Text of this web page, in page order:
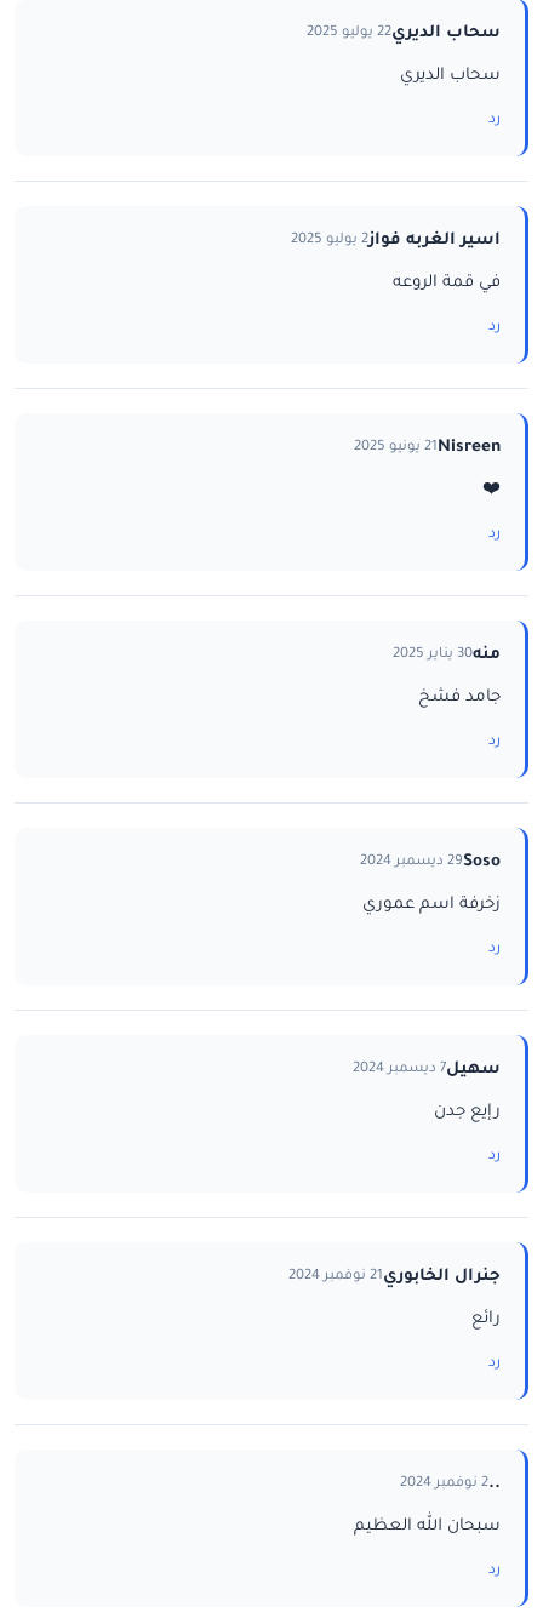
سحاب الديري22 يوليو 2025
سحاب الديري
رد
اسير الغربه فواز2 يوليو 2025
في قمة الروعه
رد
Nisreen21 يونيو 2025
❤️
رد
منه30 يناير 2025
جامد فشخ
رد
Soso29 ديسمبر 2024
زخرفة اسم عموري
رد
سهيل7 ديسمبر 2024
رإيع جدن
رد
جنرال الخابوري21 نوفمبر 2024
رائع
رد
..2 نوفمبر 2024
سبحان الله العظيم
رد